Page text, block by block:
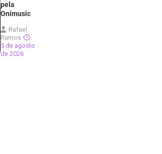
pela
Onimusic
Rafael
Ramos
5 de agosto
de 2026